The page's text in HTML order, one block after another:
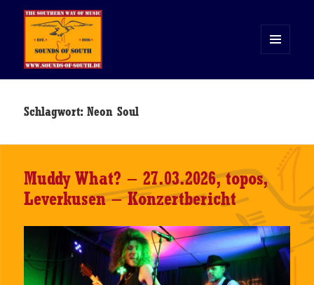
WIDGETS
Schlagwort:Neon Soul
Muddy What? – 27.03.2026, topos,
Leverkusen – Konzertbericht